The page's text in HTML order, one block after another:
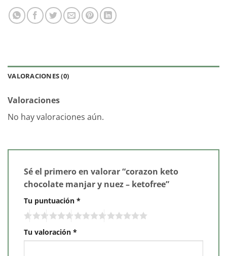
VALORACIONES (0)
Valoraciones
No hay valoraciones aún.
Sé el primero en valorar “corazon keto
chocolate manjar y nuez – ketofree”
Tu puntuación *
Tu valoración *